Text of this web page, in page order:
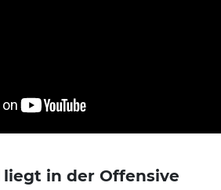
liegt in der Offensive